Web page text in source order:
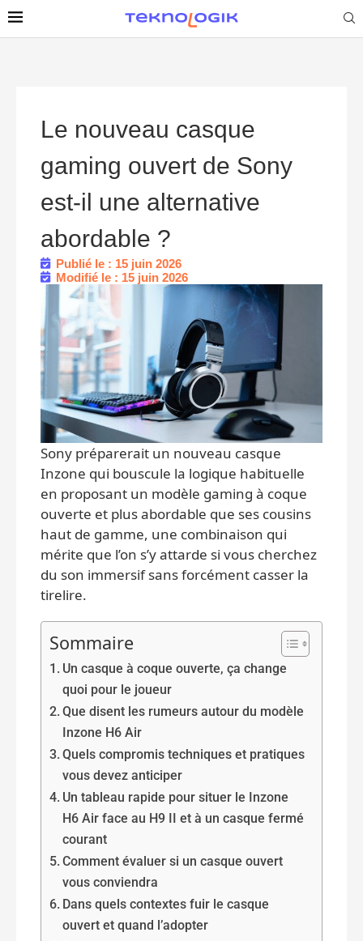
Le nouveau casque
gaming ouvert de Sony
est-il une alternative
abordable ?
Publié le : 15 juin 2026
Modifié le : 15 juin 2026
Sony préparerait un nouveau casque
Inzone qui bouscule la logique habituelle
en proposant un modèle gaming à coque
ouverte et plus abordable que ses cousins
haut de gamme, une combinaison qui
mérite que l’on s’y attarde si vous cherchez
du son immersif sans forcément casser la
tirelire.
Sommaire
Un casque à coque ouverte, ça change
quoi pour le joueur
Que disent les rumeurs autour du modèle
Inzone H6 Air
Quels compromis techniques et pratiques
vous devez anticiper
Un tableau rapide pour situer le Inzone
H6 Air face au H9 II et à un casque fermé
courant
Comment évaluer si un casque ouvert
vous conviendra
Dans quels contextes fuir le casque
ouvert et quand l’adopter